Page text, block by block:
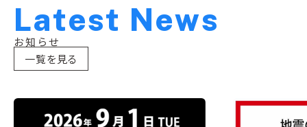
Latest News
お知らせ
一覧を見る